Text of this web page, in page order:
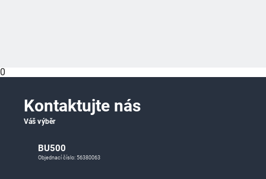
0
Kontaktujte nás
Váš výběr
BU500
Objednací číslo: 56380063